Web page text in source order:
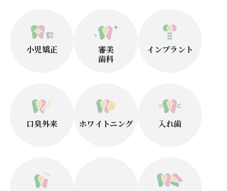
小児矯正
審美
歯科
インプラント
口臭外来 ホワイトニング 入れ歯